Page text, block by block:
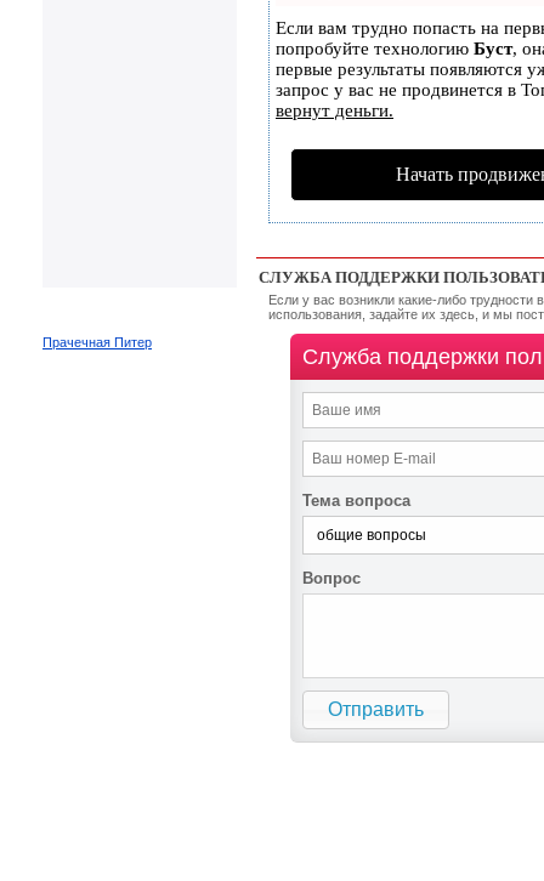
Прачечная Питер
Если вам трудно попасть на
попробуйте технологию Буст,
первые результаты появляются
запрос у вас не продвинется в
вернут деньги.
Начать
СЛУЖБА ПОДДЕРЖКИ
Если у вас возникли какие-либо
использования, задайте их здесь, и мы
Служба поддержки
Тема вопроса
Вопрос